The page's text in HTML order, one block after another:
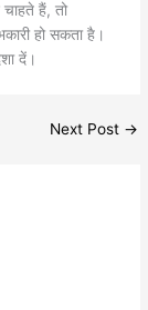
हैं, तो
हो सकता है।
दें।
Next Post →